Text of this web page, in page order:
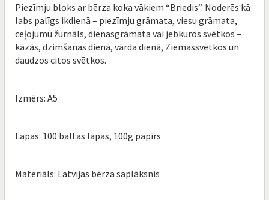
Piezīmju bloks ar bērza koka vākiem “Briedis”. Noderēs kā
labs palīgs ikdienā – piezīmju grāmata, viesu grāmata,
ceļojumu žurnāls, dienasgrāmata vai jebkuros svētkos –
kāzās, dzimšanas dienā, vārda dienā, Ziemassvētkos un
daudzos citos svētkos.
Izmērs: A5
Lapas: 100 baltas lapas, 100g papīrs
Materiāls: Latvijas bērza saplāksnis